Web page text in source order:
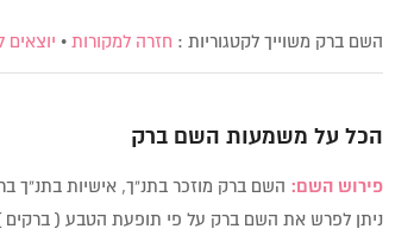
השם ברק משוייך לקטגוריות : חזרה למקורות • יוצאים
הכל על משמעות השםברק
פירוש השם: השם ברק מוזכר בתנ”ך, אישיות בתנ”ך
ניתן לפרש את השם ברק על פי תופעת הטבע ( ברקים